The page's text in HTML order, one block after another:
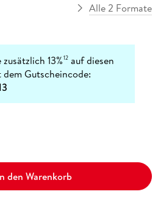
Alle 2 Formate
13%12 auf diesen
Gutscheincode:
den Warenkorb